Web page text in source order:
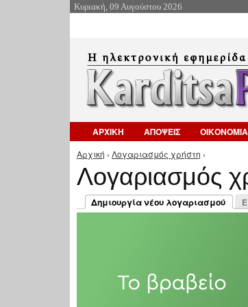
Κυριακή, 09 Αυγούστου 2026
ΑΡΧΙΚΗ ΑΠΟΨΕΙΣ
Είστε εδώ
Αρχική › Λογαριασμός χρήστη ›
Λογαριασμός
Πρωτεύουσες καρτέλες
Δημιουργία νέου λογαριασμού
(ενεργή καρτέλα)